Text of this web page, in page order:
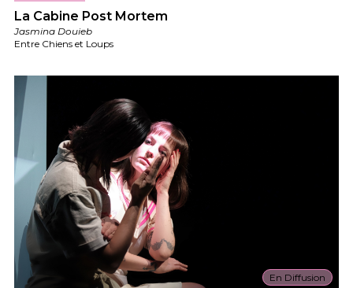
La Cabine Post Mortem
Jasmina Douieb
Entre Chiens et Loups
En Diffusion